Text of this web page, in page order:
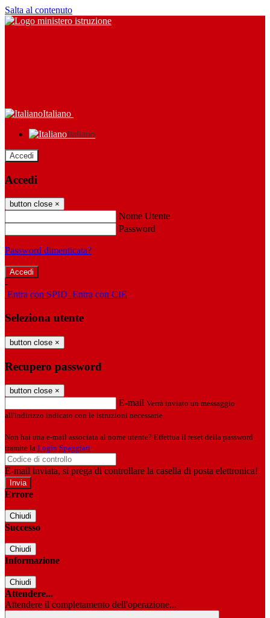
Salta al contenuto
Italiano
Italiano
Accedi
Accedi
button close ×
Nome Utente
Password
Password dimenticata?
-
Entra con SPID Entra con CIE
Seleziona utente
button close ×
Recupero password
button close ×
E-mail Verrà inviato un messaggio
all'indirizzo indicato con le istruzioni necessarie.
Non hai una e-mail associata al nome utente? Effettua il reset della password
tramite la Login Spaggiari
E-mail inviata, si prega di controllare la casella di posta elettronica!
Errore
Chiudi
Successo
Chiudi
Informazione
Chiudi
Attendere...
Attendere il completamento dell'operazione...